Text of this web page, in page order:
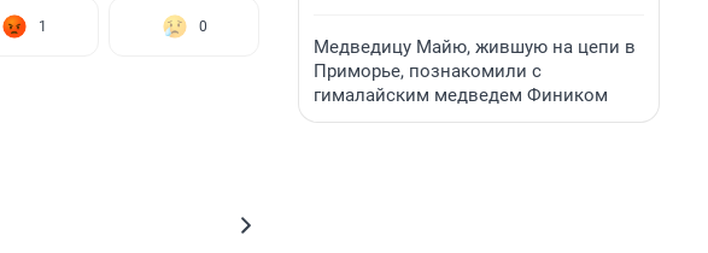
1 0
Медведицу Майю, жившую на цепи в
Приморье, познакомили с
гималайским медведем Фиником